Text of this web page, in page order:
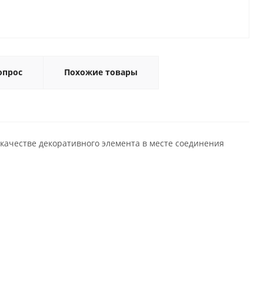
Похожие товары
декоративного элемента в месте соединения